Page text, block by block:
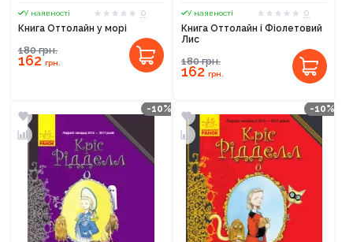
У наявності
0
Книга Оттолайн у морі
180грн.
162грн.
У наявності
0
Книга Оттолайн і Фіолетовий
Лис
180грн.
162грн.
-10% -10%
Продовжити покупки